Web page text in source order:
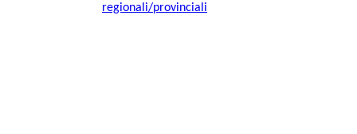
regionali/provinciali